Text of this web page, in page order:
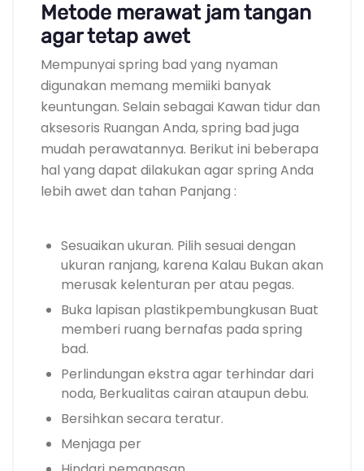
Metode merawat jam tangan
agar tetap awet
Mempunyai spring bad yang nyaman
digunakan memang memiiki banyak
keuntungan. Selain sebagai Kawan tidur dan
aksesoris Ruangan Anda, spring bad juga
mudah perawatannya. Berikut ini beberapa
hal yang dapat dilakukan agar spring Anda
lebih awet dan tahan Panjang :
Sesuaikan ukuran. Pilih sesuai dengan
ukuran ranjang, karena Kalau Bukan akan
merusak kelenturan per atau pegas.
Buka lapisan plastikpembungkusan Buat
memberi ruang bernafas pada spring
bad.
Perlindungan ekstra agar terhindar dari
noda, Berkualitas cairan ataupun debu.
Bersihkan secara teratur.
Menjaga per